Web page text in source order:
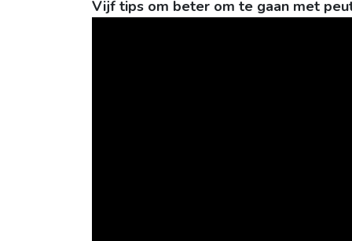
Vijf tips om beter om te gaan met